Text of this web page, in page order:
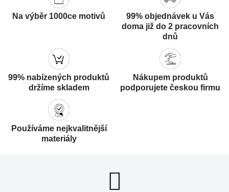
Na výběr 1000ce motivů
99% objednávek u Vás
doma již do 2 pracovních
dnů
99% nabízených produktů
držíme skladem
Nákupem produktů
podporujete českou firmu
Používáme nejkvalitnější
materiály